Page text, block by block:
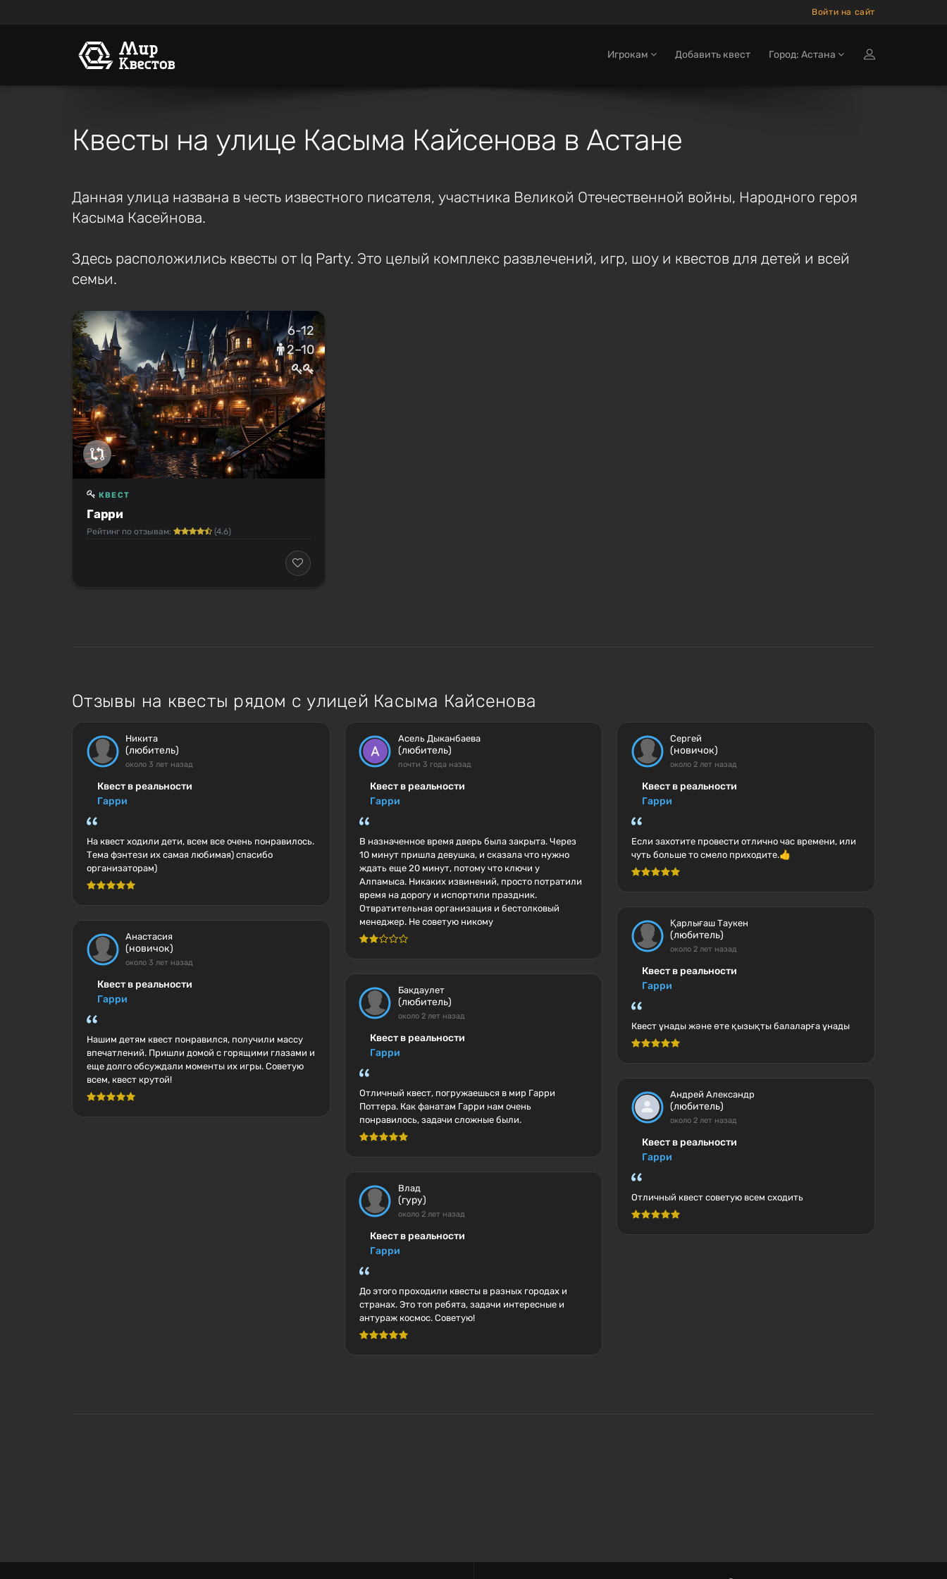
Войти на сайт
Игрокам Добавить квест Город: Астана
Квесты на улице Касыма Кайсенова в Астане
Данная улица названа в честь известного писателя, участника Великой Отечественной войны, Народного героя
Касыма Касейнова.
Здесь расположились квесты от Iq Party. Это целый комплекс развлечений, игр, шоу и квестов для детей и всей
семьи.
6-12
2–10
Гарри
КВЕСТ
Рейтинг по отзывам: (4.6)
Отзывы на квесты рядом с улицей Касыма Кайсенова
Никита
(любитель)
около 3 лет назад
Квест в реальности
Гарри
На квест ходили дети, всем все очень понравилось.
Тема фэнтези их самая любимая) спасибо
организаторам)
Анастасия
(новичок)
около 3 лет назад
Квест в реальности
Гарри
Нашим детям квест понравился, получили массу
впечатлений. Пришли домой с горящими глазами и
еще долго обсуждали моменты их игры. Советую
всем, квест крутой!
Асель Дыканбаева
(любитель)
почти 3 года назад
Квест в реальности
Гарри
В назначенное время дверь была закрыта. Через
10 минут пришла девушка, и сказала что нужно
ждать еще 20 минут, потому что ключи у
Алпамыса. Никаких извинений, просто потратили
время на дорогу и испортили праздник.
Отвратительная организация и бестолковый
менеджер. Не советую никому
Бакдаулет
(любитель)
около 2 лет назад
Квест в реальности
Гарри
Отличный квест, погружаешься в мир Гарри
Поттера. Как фанатам Гарри нам очень
понравилось, задачи сложные были.
Влад
(гуру)
около 2 лет назад
Квест в реальности
Гарри
До этого проходили квесты в разных городах и
странах. Это топ ребята, задачи интересные и
антураж космос. Советую!
Сергей
(новичок)
около 2 лет назад
Квест в реальности
Гарри
Если захотите провести отлично час времени, или
чуть больше то смело приходите.👍
Қарлығаш Таукен
(любитель)
около 2 лет назад
Квест в реальности
Гарри
Квест ұнады және өте қызықты балаларға ұнады
Андрей Александр
(любитель)
около 2 лет назад
Квест в реальности
Гарри
Отличный квест советую всем сходить